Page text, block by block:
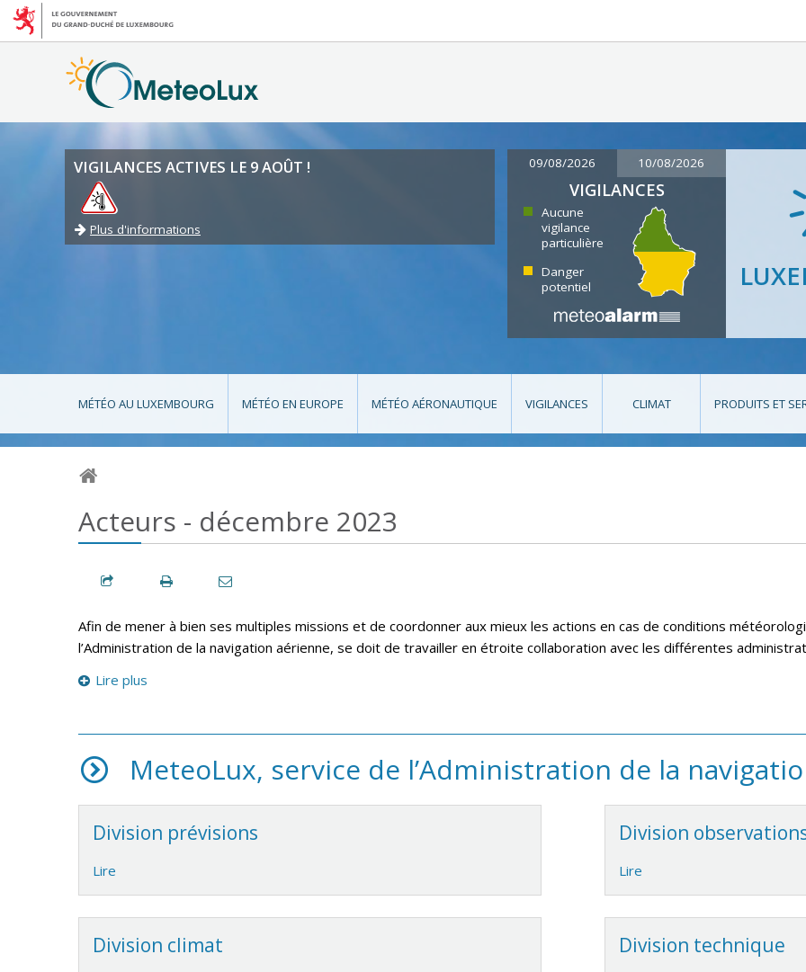
VIGILANCES ACTIVES LE 9 AOÛT !
Plus d'informations
09/08/2026 10/08/2026
VIGILANCES
Aucune
vigilance
particulière
Danger
potentiel
MÉTÉO AU LUXEMBOURG MÉTÉO EN EUROPE MÉTÉO AÉRONAUTIQUE VIGILANCES CLIMAT PRODUITS ET
Acteurs - décembre 2023
Afin de mener à bien ses multiples missions et de coordonner aux mieux les actions en cas de conditions
l’Administration de la navigation aérienne, se doit de travailler en étroite collaboration avec les différentes
Lire plus
MeteoLux, service de l’Administration de la
Division prévisions
Lire
Division
Lire
Division climat Division technique